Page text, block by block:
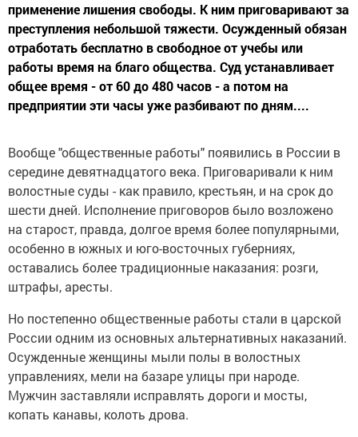
применение лишения свободы. К ним приговаривают за
преступления небольшой тяжести. Осужденный обязан
отработать бесплатно в свободное от учебы или
работы время на благо общества. Суд устанавливает
общее время - от 60 до 480 часов - а потом на
предприятии эти часы уже разбивают по дням....
Вообще "общественные работы" появились в России в
середине девятнадцатого века. Приговаривали к ним
волостные суды - как правило, крестьян, и на срок до
шести дней. Исполнение приговоров было возложено
на старост, правда, долгое время более популярными,
особенно в южных и юго-восточных губерниях,
оставались более традиционные наказания: розги,
штрафы, аресты.
Но постепенно общественные работы стали в царской
России одним из основных альтернативных наказаний.
Осужденные женщины мыли полы в волостных
управлениях, мели на базаре улицы при народе.
Мужчин заставляли исправлять дороги и мосты,
копать канавы, колоть дрова.